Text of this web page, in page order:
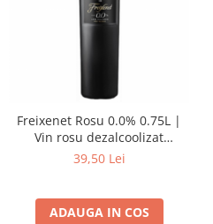
Freixenet Rosu 0.0% 0.75L |
Vin rosu dezalcoolizat
demisec
39,50 Lei
ADAUGA IN COS